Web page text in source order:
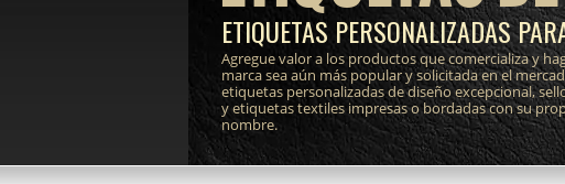
ETIQUETAS PERSONALIZADAS
Agregue valor a los productos que comercializa y
marca sea aún más popular y solicitada en el
etiquetas personalizadas de diseño excepcional,
y etiquetas textiles impresas o bordadas con su
nombre.